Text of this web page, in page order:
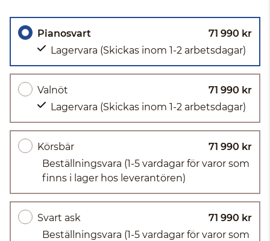
Pianosvart
71 990 kr
Lagervara (Skickas inom 1-2 arbetsdagar)
Valnöt
71 990 kr
Lagervara (Skickas inom 1-2 arbetsdagar)
Körsbär
71 990 kr
Beställningsvara (1-5 vardagar för varor som
finns i lager hos leverantören)
Svart ask
71 990 kr
Beställningsvara (1-5 vardagar för varor som